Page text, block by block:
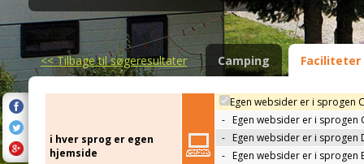
<<Tilbage til søgeresultater Camping Faciliteter
i hver sprog er egen
hjemside
Egen websider er i sprogen
- Egen websider er i sprogen
- Egen websider er i sprogen
- Egen websider er i sprogen